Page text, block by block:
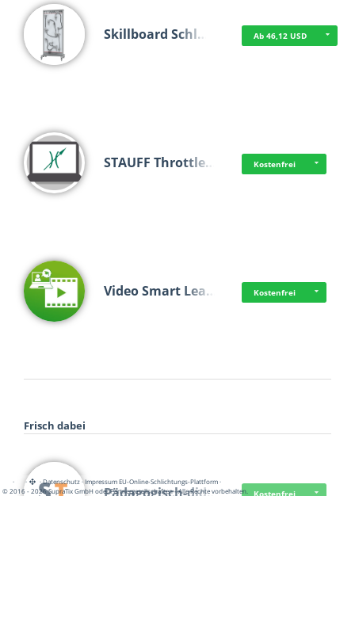
Skillboard Schl… Ab 46,12 USD
STAUFF Throttle… Kostenfrei
Video Smart Lea… Kostenfrei
Frisch dabei
Pädagogisch-did… Kostenfrei
· · ·Datenschutz·Impressum EU-Online-Schlichtungs-Plattform·
© 2016 - 2026 SupraTix GmbH oder Partnergesellschaften - Alle Rechte vorbehalten.